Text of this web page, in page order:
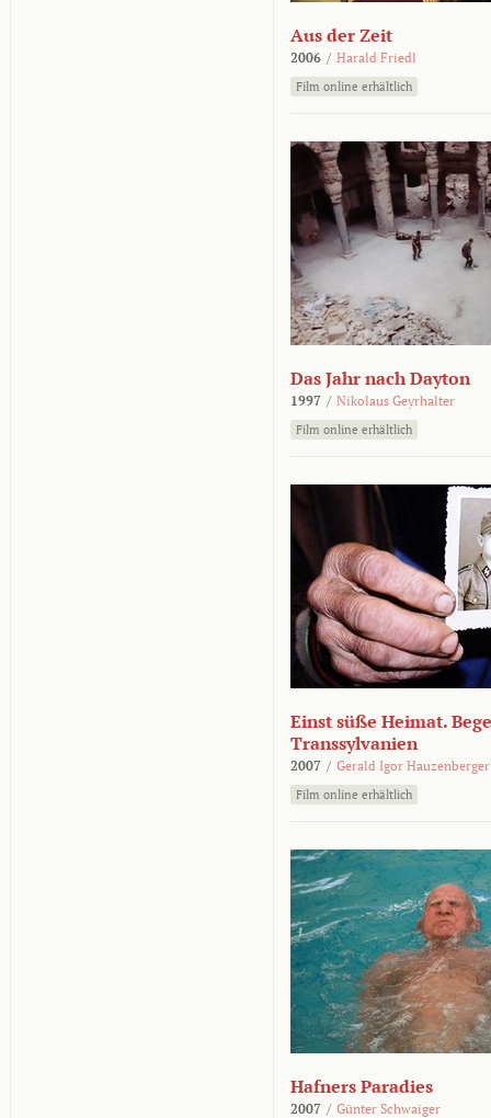
Aus der Zeit
2006 / Harald Friedl
Film online erhältlich
Das Jahr nach Dayton
1997 / Nikolaus Geyrhalter
Film online erhältlich
Einst süße Heimat.
Transsylvanien
2007 / Gerald Igor Hauzenberger
Film online erhältlich
Hafners Paradies
2007 / Günter Schwaiger